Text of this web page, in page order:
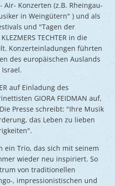
Air- Konzerten (z.B. Rheingau-
in Weingütern" ) und als
und "Tagen der
TECHTER in die
Konzerteinladungen führten
des europäischen Auslands
auf Einladung des
GIORA FEIDMAN auf,
Presse schreibt: "Ihre Musik
das Leben zu lieben
ein Trio, das sich mit seinem
wieder neu inspiriert. So
von traditionellen
, impressionistischen und